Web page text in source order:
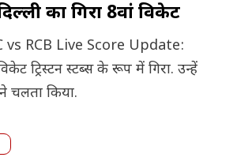
का गिरा 8वां विकेट
vs RCB Live Score Update:
ट्रिस्टन स्टब्स के रूप में गिरा. उन्हें
चलता किया.